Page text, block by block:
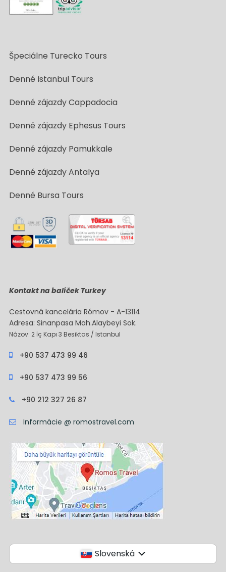
Špeciálne Turecko Tours
Denné Istanbul Tours
Denné zájazdy Cappadocia
Denné zájazdy Ephesus Tours
Denné zájazdy Pamukkale
Denné zájazdy Antalya
Denné Bursa Tours
Kontakt na balíček Turkey
Cestovná kancelária Rómov - A-13114
Adresa: Sinanpasa Mah.Alaybeyi Sok.
Názov: 2 İç Kapı 3 Besiktas / Istanbul
+90 537 473 99 46
+90 537 473 99 56
+90 212 327 26 87
Informácie @ romostravel.com
Slovenská